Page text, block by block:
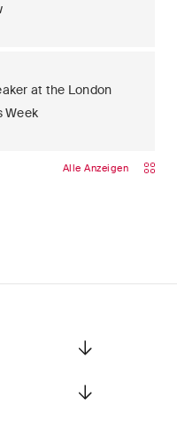
at the London
Week
Alle Anzeigen